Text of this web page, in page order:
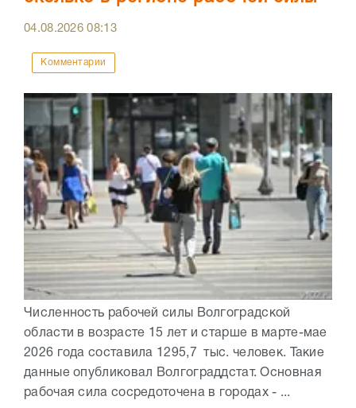
04.08.202608:13
Комментарии
Численность рабочей силы Волгоградской
области в возрасте 15 лет и старше в марте-мае
2026 года составила 1295,7 тыс. человек. Такие
данные опубликовал Волгограддстат. Основная
рабочая сила сосредоточена в городах - ...